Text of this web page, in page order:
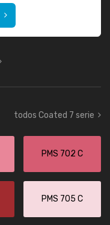
todos Coated 7 serie
PMS 702 C
PMS 705 C